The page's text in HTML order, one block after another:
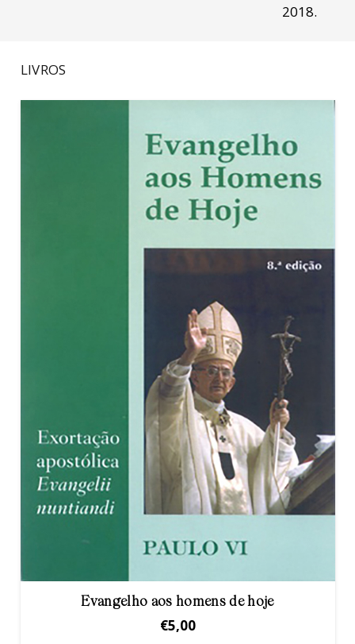
2018.
LIVROS
Evangelho aos homens de hoje
€5,00